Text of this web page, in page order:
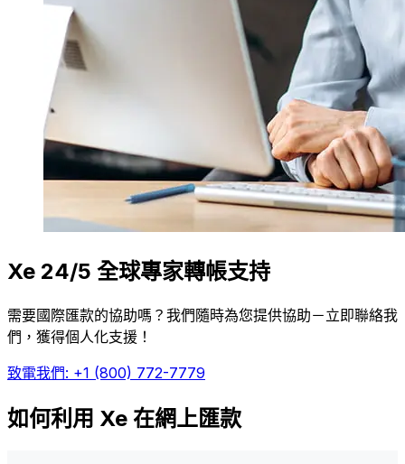
Xe 24/5 全球專家轉帳支持
需要國際匯款的協助嗎？我們隨時為您提供協助－立即聯絡我
們，獲得個人化支援！
致電我們: +1 (800) 772-7779
如何利用 Xe 在網上匯款